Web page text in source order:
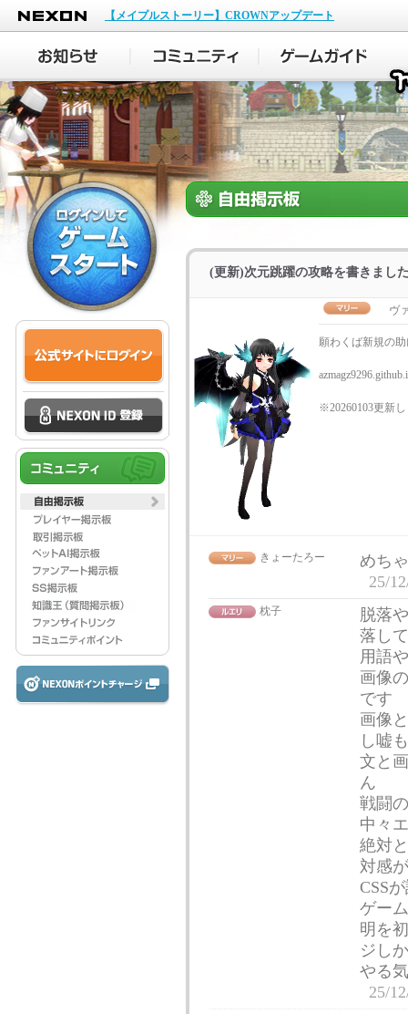
NEXON
【メイプルストーリー】CROWNアップデート
(更新)次元跳躍の攻略を書きまし
ヴ
願わくば新規の
※20260103更新
きょーたろー
めち
25/
枕子
脱落
落し
用語
画像
です
画像
し嘘
文と
ん
戦闘
中々
絶対
対感
CSS
ゲー
明を
ジし
やる
25/